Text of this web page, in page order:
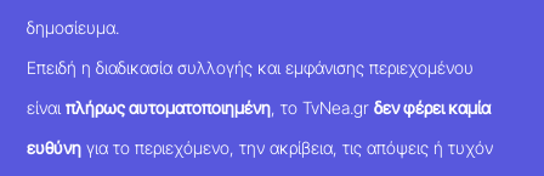
δημοσίευμα.
Επειδή η διαδικασία συλλογής και εμφάνισης περιεχομένου
είναιπλήρως αυτοματοποιημένη , το TvNea.grδεν φέρει καμία
ευθύνη για το περιεχόμενο, την ακρίβεια, τις απόψεις ή τυχόν